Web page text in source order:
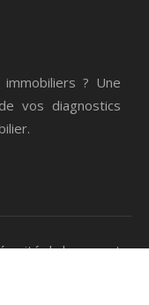
? Une
vos diagnostics
du logement